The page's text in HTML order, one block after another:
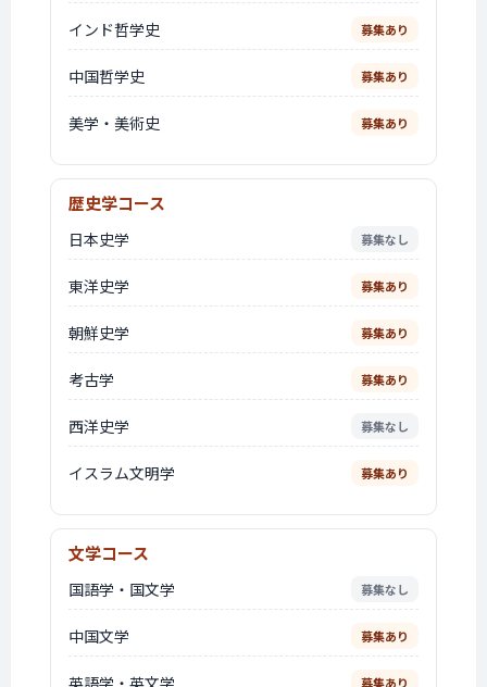
インド哲学史 募集あり
中国哲学史 募集あり
美学・美術史 募集あり
歴史学コース
日本史学 募集なし
東洋史学 募集あり
朝鮮史学 募集あり
考古学 募集あり
西洋史学 募集なし
イスラム文明学 募集あり
文学コース
国語学・国文学 募集なし
中国文学 募集あり
英語学・英文学 募集あり